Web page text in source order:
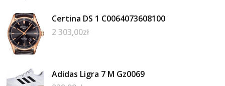
Certina DS 1 C0064073608100
2 303,00zł
Adidas Ligra 7 M Gz0069